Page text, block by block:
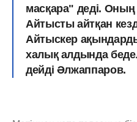
масқара" деді. Оның
Айтысты айтқан
Айтыскер
халық алдында
дейді Әлжаппаров.